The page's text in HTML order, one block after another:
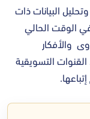
البيانات ذات
الوقت الحالي
والأفكار
التسويقية